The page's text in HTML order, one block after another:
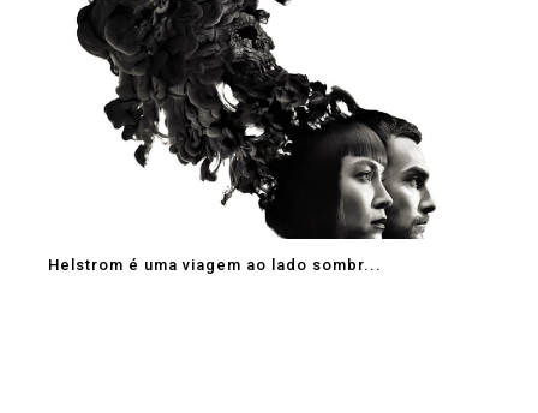
Helstrom é uma viagem ao lado sombr...